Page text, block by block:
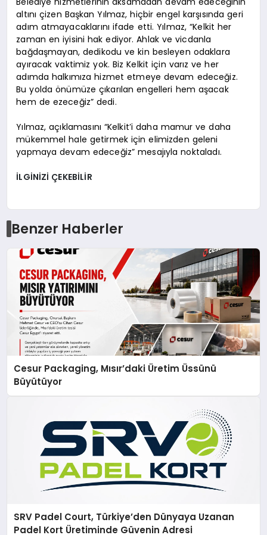
altını çizen Başkan Yılmaz, hiçbir engel karşısında geri
adım atmayacaklarını ifade etti. Yılmaz, “Kelkit her
zaman en iyisini hak ediyor. Ahlak ve vicdanla
bağdaşmayan, dedikodu ve kin besleyen odaklara
ayıracak vaktimiz yok. Biz Kelkit için varız ve her
adımda halkımıza hizmet etmeye devam edeceğiz.
Bu yolda önümüze çıkarılan engelleri hem aşacak
hem de ezeceğiz” dedi.
Yılmaz, açıklamasını “Kelkit’i daha mamur ve daha
mükemmel hale getirmek için elimizden geleni
yapmaya devam edeceğiz” mesajıyla noktaladı.
İLGİNİZİ ÇEKEBİLİR
Benzer Haberler
Cesur Packaging, Mısır’daki Üretim Üssünü
Büyütüyor
SRV Padel Court, Türkiye’den Dünyaya Uzanan
Padel Kort Üretiminde Güvenin Adresi